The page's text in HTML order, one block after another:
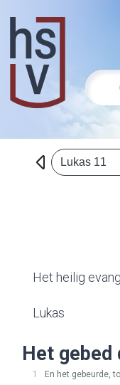
Lukas 11
Het heilig
Lukas
Het gebed
1
En het gebeurde,